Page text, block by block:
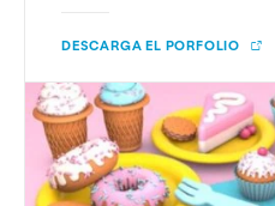
DESCARGA EL PORFOLIO